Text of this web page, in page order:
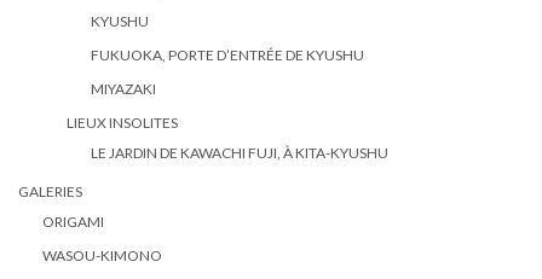
KYUSHU
FUKUOKA, PORTE D’ENTRÉE DE KYUSHU
MIYAZAKI
LIEUX INSOLITES
LE JARDIN DE KAWACHI FUJI, À KITA-KYUSHU
GALERIES
ORIGAMI
WASOU-KIMONO